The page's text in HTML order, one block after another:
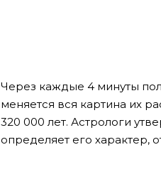
Через каждые 4 минуты
меняется вся картина их
320 000 лет. Астрологи
определяет его характер,